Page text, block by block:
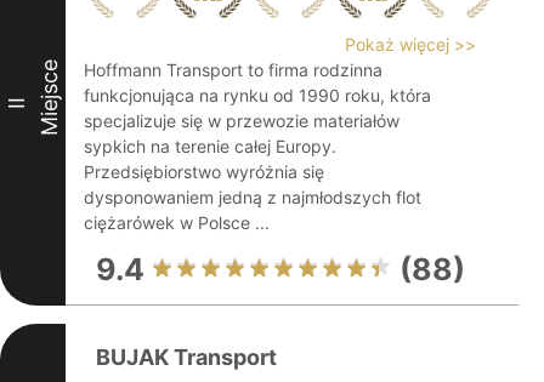
II Miejsce
Pokaż więcej >>
Hoffmann Transport to firma rodzinna
funkcjonująca na rynku od 1990 roku, która
specjalizuje się w przewozie materiałów
sypkich na terenie całej Europy.
Przedsiębiorstwo wyróżnia się
dysponowaniem jedną z najmłodszych flot
ciężarówek w Polsce ...
9.4 (88)
BUJAK Transport